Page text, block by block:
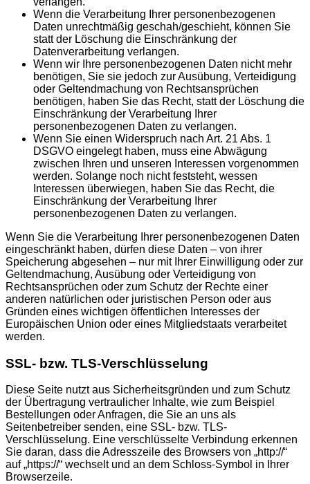
Wenn die Verarbeitung Ihrer personenbezogenen
Daten unrechtmäßig geschah/geschieht, können Sie
statt der Löschung die Einschränkung der
Datenverarbeitung verlangen.
Wenn wir Ihre personenbezogenen Daten nicht mehr
benötigen, Sie sie jedoch zur Ausübung, Verteidigung
oder Geltendmachung von Rechtsansprüchen
benötigen, haben Sie das Recht, statt der Löschung die
Einschränkung der Verarbeitung Ihrer
personenbezogenen Daten zu verlangen.
Wenn Sie einen Widerspruch nach Art. 21 Abs. 1
DSGVO eingelegt haben, muss eine Abwägung
zwischen Ihren und unseren Interessen vorgenommen
werden. Solange noch nicht feststeht, wessen
Interessen überwiegen, haben Sie das Recht, die
Einschränkung der Verarbeitung Ihrer
personenbezogenen Daten zu verlangen.
Wenn Sie die Verarbeitung Ihrer personenbezogenen Daten
eingeschränkt haben, dürfen diese Daten – von ihrer
Speicherung abgesehen – nur mit Ihrer Einwilligung oder zur
Geltendmachung, Ausübung oder Verteidigung von
Rechtsansprüchen oder zum Schutz der Rechte einer
anderen natürlichen oder juristischen Person oder aus
Gründen eines wichtigen öffentlichen Interesses der
Europäischen Union oder eines Mitgliedstaats verarbeitet
werden.
SSL- bzw. TLS-Verschlüsselung
Diese Seite nutzt aus Sicherheitsgründen und zum Schutz
der Übertragung vertraulicher Inhalte, wie zum Beispiel
Bestellungen oder Anfragen, die Sie an uns als
Seitenbetreiber senden, eine SSL- bzw. TLS-
Verschlüsselung. Eine verschlüsselte Verbindung erkennen
Sie daran, dass die Adresszeile des Browsers von „http://“
auf „https://“ wechselt und an dem Schloss-Symbol in Ihrer
Browserzeile.